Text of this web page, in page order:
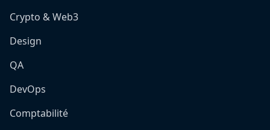
Crypto & Web3
Design
QA
DevOps
Comptabilité